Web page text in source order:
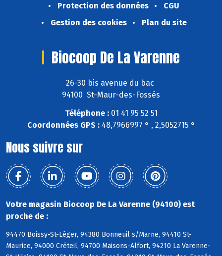
Protection des données
CGU
Gestion des cookies
Plan du site
Biocoop De La Varenne
26-30 bis avenue du bac
94100 St-Maur-des-Fossés
Téléphone :01 41 95 52 51
Coordonnées GPS :48,7966997 ° , 2,5052715 °
Nous suivre sur
Votre magasin Biocoop De La Varenne (94100) est
proche de :
94470 Boissy-St-Léger, 94380 Bonneuil s/Marne, 94410 St-
Maurice, 94000 Créteil, 94700 Maisons-Alfort, 94210 La Varenne-